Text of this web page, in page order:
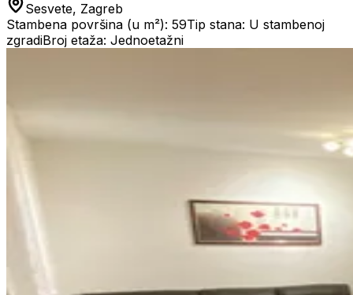
Sesvete, Zagreb
Stambena površina (u m²): 59Tip stana: U stambenoj
zgradiBroj etaža: Jednoetažni